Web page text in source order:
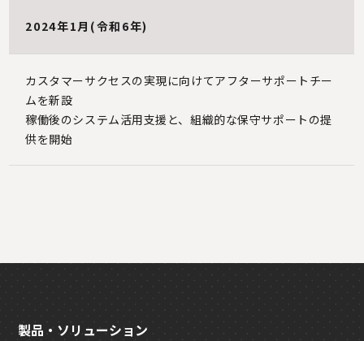
2024年1月(令和6年)
カスタマーサクセスの実現に向けてアフターサポートチー
ムを新設
稼働後のシステム活用支援と、組織的な保守サポートの提
供を開始
製品・ソリューション